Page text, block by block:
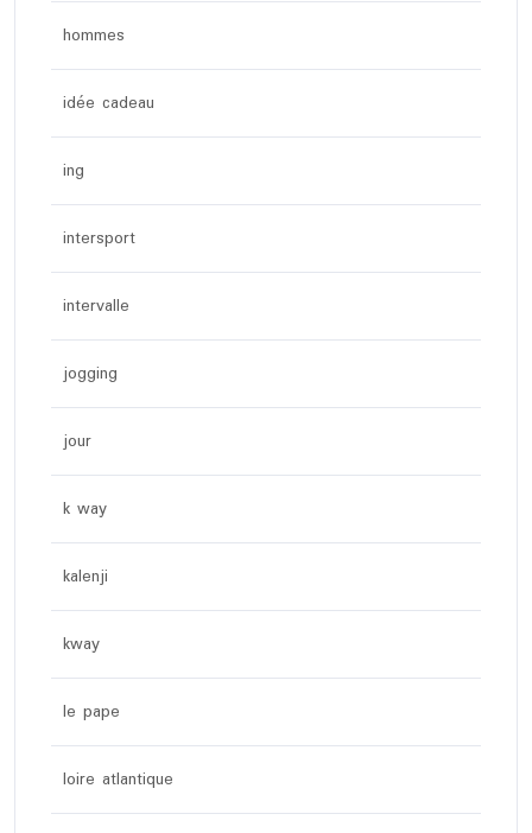
hommes
idée cadeau
ing
intersport
intervalle
jogging
jour
k way
kalenji
kway
le pape
loire atlantique